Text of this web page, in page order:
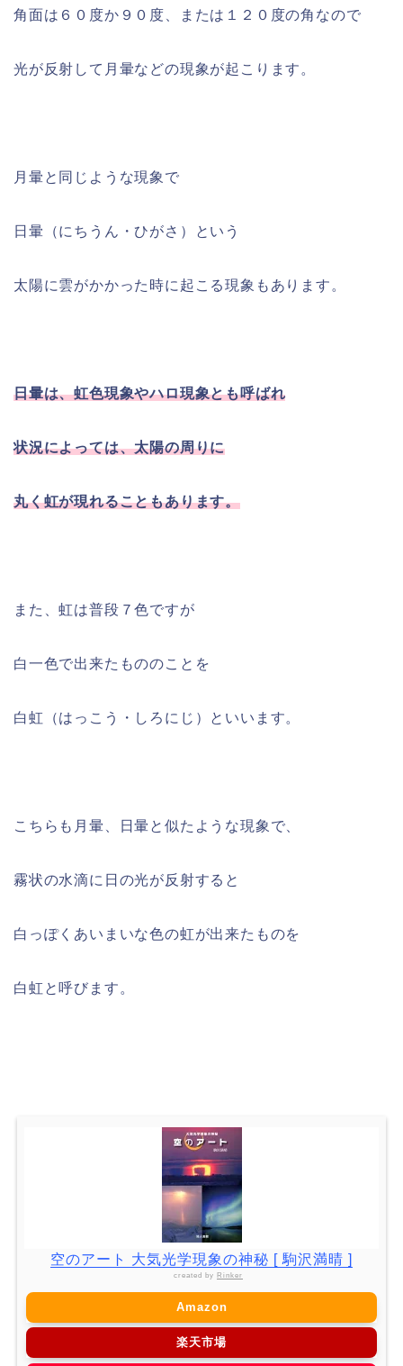
角面は６０度か９０度、または１２０度の角なので
光が反射して月暈などの現象が起こります。
月暈と同じような現象で
日暈（にちうん・ひがさ）という
太陽に雲がかかった時に起こる現象もあります。
日暈は、虹色現象やハロ現象とも呼ばれ
状況によっては、太陽の周りに
丸く虹が現れることもあります。
また、虹は普段７色ですが
白一色で出来たもののことを
白虹（はっこう・しろにじ）といいます。
こちらも月暈、日暈と似たような現象で、
霧状の水滴に日の光が反射すると
白っぽくあいまいな色の虹が出来たものを
白虹と呼びます。
空のアート 大気光学現象の神秘 [ 駒沢満晴 ]
created by Rinker
Amazon
楽天市場